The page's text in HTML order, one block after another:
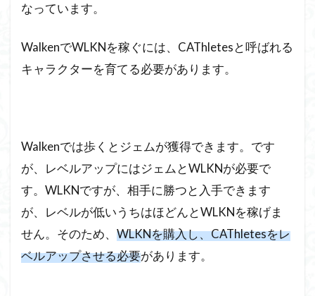
なっています。
WalkenでWLKNを稼ぐには、CAThletesと呼ばれる
キャラクターを育てる必要があります。
Walkenでは歩くとジェムが獲得できます。です
が、レベルアップにはジェムとWLKNが必要で
す。WLKNですが、相手に勝つと入手できます
が、レベルが低いうちはほどんとWLKNを稼げま
せん。そのため、 WLKNを購入し、CAThletesをレ
ベルアップさせる必要があります。